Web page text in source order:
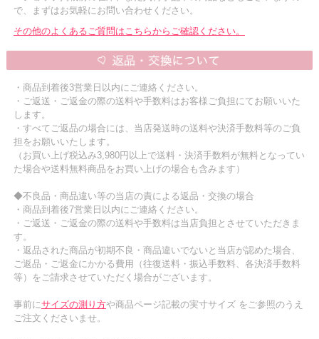
で、まずはお気軽にお問い合わせください。
その他のよくあるご質問はこちらからご確認ください。
・商品到着後3営業日以内にご連絡ください。
・ご返送・ご返金の際の送料や手数料はお客様ご負担にてお願いいた
します。
・すべてご返品の場合には、当店発送時の送料や決済手数料等のご負
担をお願いいたします。
（お買い上げ税込み3,980円以上で送料・決済手数料が無料となってい
た場合や送料無料商品をお買い上げの場合も含みます）
◆不良品・商品違い等の当店の責による返品・交換の場合
・商品到着後7営業日以内にご連絡ください。
・ご返送・ご返金の際の送料や手数料は当店負担とさせていただきま
す。
・返品された商品が初期不良・商品違いでないと当店が認めた場合、
ご返品・ご返金にかかる費用（往復送料・振込手数料、各決済手数料
等）をご請求させていただく場合がございます。
事前にサイズの測り方や商品ページ記載の実寸サイズ をご参照のうえ
ご注文くださいませ。